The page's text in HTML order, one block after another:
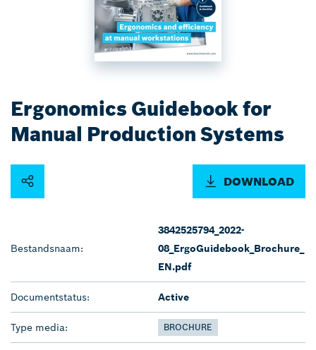
Ergonomics Guidebook for
Manual Production Systems
DOWNLOAD
Bestandsnaam:
3842525794_2022-
08_ErgoGuidebook_Brochure_
EN.pdf
Documentstatus: Active
Type media: BROCHURE